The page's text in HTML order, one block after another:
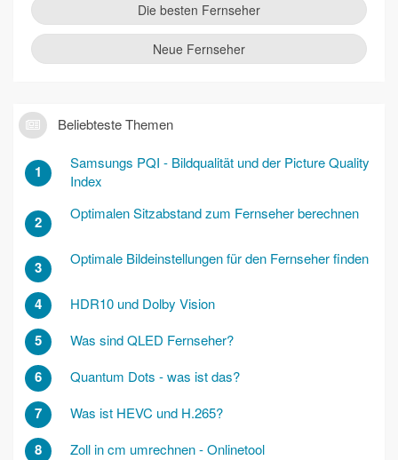
Die besten Fernseher
Neue Fernseher
Beliebteste Themen
1
Samsungs PQI - Bildqualität und der Picture Quality
Index
2 Optimalen Sitzabstand zum Fernseher berechnen
3 Optimale Bildeinstellungen für den Fernseher finden
4 HDR10 und Dolby Vision
5 Was sind QLED Fernseher?
6 Quantum Dots - was ist das?
7 Was ist HEVC und H.265?
8 Zoll in cm umrechnen - Onlinetool